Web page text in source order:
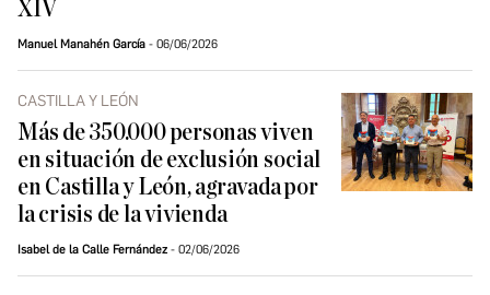
XIV
Manuel Manahén García 06/06/2026
CASTILLA Y LEÓN
Más de 350.000 personas viven
en situación de exclusión social
en Castilla y León, agravada por
la crisis de la vivienda
Isabel de la Calle Fernández 02/06/2026